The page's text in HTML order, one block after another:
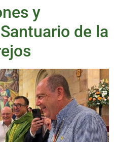
y
de la